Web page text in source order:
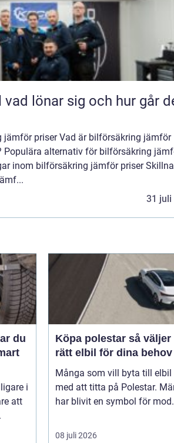
jämför priser Vad är bilförsäkring jämför
Populära alternativ för bilförsäkring
inom bilförsäkring jämför priser
31 juli
i
att
Köpa polestar så väljer du
rätt elbil för dina behov
Många som vill byta till elbil
med att titta på Polestar.
har blivit en symbol för
08 juli 2026